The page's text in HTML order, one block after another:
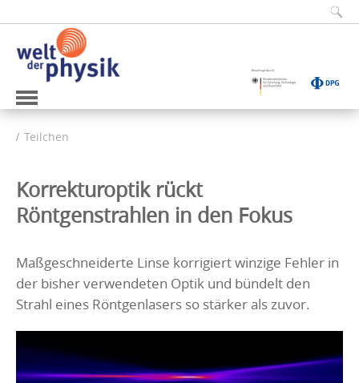
Teilchen
Korrekturoptik rückt
Röntgenstrahlen in den Fokus
Maßgeschneiderte Linse korrigiert winzige Fehler in
der bisher verwendeten Optik und bündelt den
Strahl eines Röntgenlasers so stärker als zuvor.